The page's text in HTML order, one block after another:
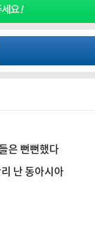
은 뻔뻔했다
난 동아시아